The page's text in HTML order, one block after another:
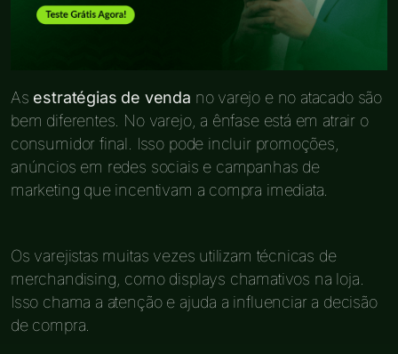
As estratégias de venda no varejo e no atacado são
bem diferentes. No varejo, a ênfase está em atrair o
consumidor final. Isso pode incluir promoções,
anúncios em redes sociais e campanhas de
marketing que incentivam a compra imediata.
Os varejistas muitas vezes utilizam técnicas de
merchandising, como displays chamativos na loja.
Isso chama a atenção e ajuda a influenciar a decisão
de compra.